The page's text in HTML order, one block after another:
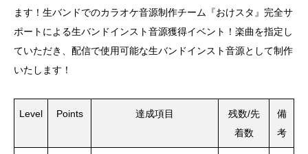
ます！生バンドでのカラオケ音源制作チーム『おけスタ』完全サ
ポートによる生バンドインスト音源獲得イベント！楽曲を指定し
ていただき、配信で使用可能な生バンドインスト音源として制作
いたします！
Level Points 達成項目
残数/先
着数
備
考